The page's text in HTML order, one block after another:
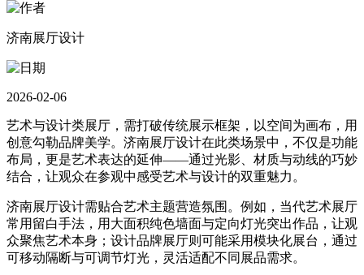
济南展厅设计
2026-02-06
艺术与设计类展厅，需打破传统展示框架，以空间为画布，用
创意勾勒品牌美学。济南展厅设计在此类场景中，不仅是功能
布局，更是艺术表达的延伸——通过光影、材质与动线的巧妙
结合，让观众在参观中感受艺术与设计的双重魅力。
济南展厅设计需贴合艺术主题营造氛围。例如，当代艺术展厅
常用留白手法，用大面积纯色墙面与定向灯光突出作品，让观
众聚焦艺术本身；设计品牌展厅则可能采用模块化展台，通过
可移动隔断与可调节灯光，灵活适配不同展品需求。